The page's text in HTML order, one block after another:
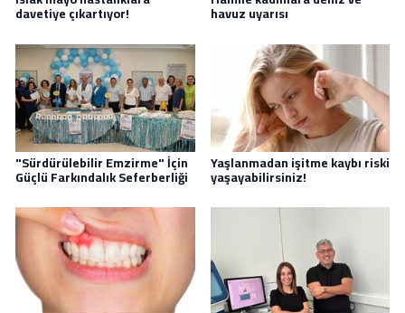
davetiye çıkartıyor! havuz uyarısı
"Sürdürülebilir Emzirme" İçin
Güçlü Farkındalık Seferberliği
Yaşlanmadan işitme kaybı riski
yaşayabilirsiniz!